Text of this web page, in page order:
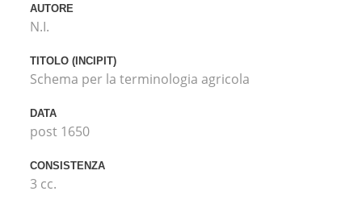
AUTORE
N.I.
TITOLO (INCIPIT)
Schema per la terminologia agricola
DATA
post 1650
CONSISTENZA
3 cc.